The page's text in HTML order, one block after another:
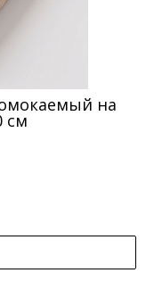
на
см